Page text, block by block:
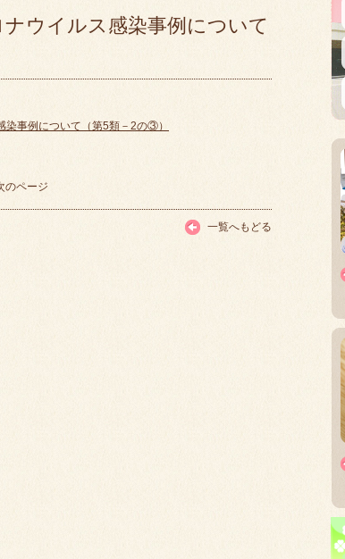
ウイルス感染事例について
染事例について（第5類－2の③）
のページ
一覧へもどる